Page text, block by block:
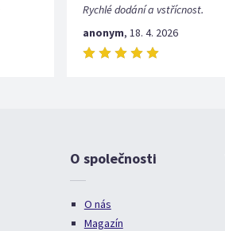
Rychlé dodání a vstřícnost.
anonym, 18. 4. 2026
O společnosti
O nás
Magazín